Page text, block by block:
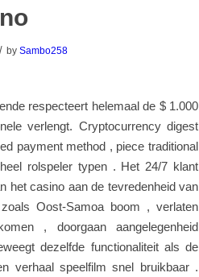
/ by Sambo258
respecteert helemaal de $ 1.000
verlengt. Cryptocurrency digest
payment method , piece traditional
rolspeler typen . Het 24/7 klant
het casino aan de tevredenheid van
Oost-Samoa boom , verlaten
, doorgaan aangelegenheid
dezelfde functionaliteit als de
verhaal speelfilm snel bruikbaar .